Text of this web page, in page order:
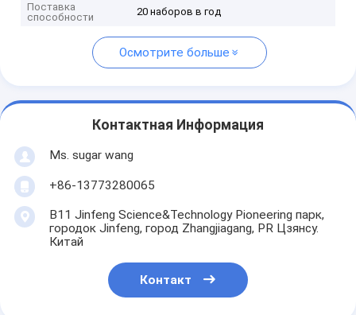
Поставка
способности
20 наборов в год
Осмотрите больше
Контактная Информация
Ms. sugar wang
+86-13773280065
B11 Jinfeng Science&Technology Pioneering парк,
городок Jinfeng, город Zhangjiagang, PR Цзянсу.
Китай
Контакт